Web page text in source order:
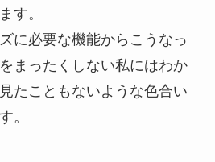
す。
に必要な機能からこうなっ
まったくしない私にはわか
たこともないような色合い
。